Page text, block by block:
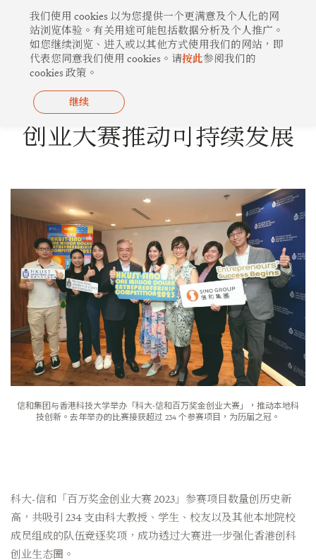
创业大赛推动可持续发展
信和集团与香港科技大学举办「科大-信和百万奖金创业大赛」，推动本地科
技创新。去年举办的比赛接获超过 234 个参赛项目，为历届之冠。
科大-信和「百万奖金创业大赛 2023」参赛项目数量创历史新
高，共吸引 234 支由科大教授、学生、校友以及其他本地院校
成员组成的队伍竞逐奖项，成功透过大赛进一步强化香港创科
创业生态圈。
我们使用 cookies 以为您提供一个更满意及个人化的网
站浏览体验。有关用途可能包括数据分析及个人推广。
如您继续浏览、进入或以其他方式使用我们的网站，即
代表您同意我们使用 cookies。请按此参阅我们的
cookies 政策。
继续